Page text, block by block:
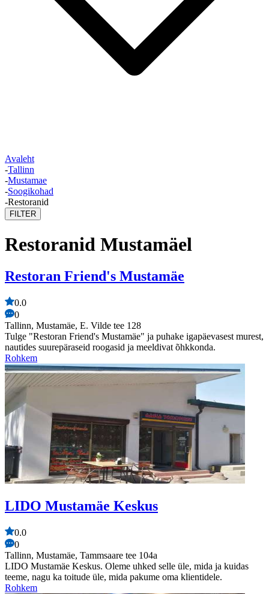
Avaleht
-Tallinn
-Mustamae
-Soogikohad
-Restoranid
FILTER
Restoranid Mustamäel
Restoran Friend's Mustamäe
0.0
0
Tallinn, Mustamäe, E. Vilde tee 128
Tulge "Restoran Friend's Mustamäe" ja puhake igapäevasest murest,
nautides suurepäraseid roogasid ja meeldivat õhkkonda.
Rohkem
LIDO Mustamäe Keskus
0.0
0
Tallinn, Mustamäe, Tammsaare tee 104a
LIDO Mustamäe Keskus. Oleme uhked selle üle, mida ja kuidas
teeme, nagu ka toitude üle, mida pakume oma klientidele.
Rohkem